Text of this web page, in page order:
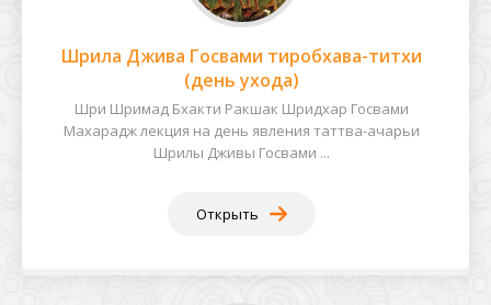
Шрила Джива Госвами тиробхава-титхи
(день ухода)
Шри Шримад Бхакти Ракшак Шридхар Госвами
Махарадж лекция на день явления таттва-ачарьи
Шрилы Дживы Госвами ...
Открыть